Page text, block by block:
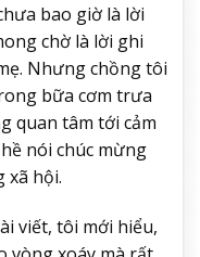
bao giờ là lời
chờ là lời ghi
Nhưng chồng tôi
bữa cơm trưa
quan tâm tới cảm
nói chúc mừng
xã hội.
viết, tôi mới hiểu,